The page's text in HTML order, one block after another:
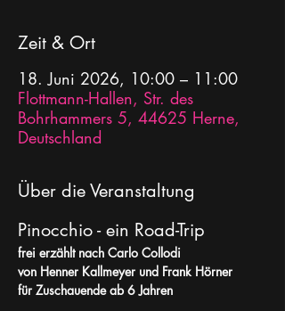
Zeit & Ort
18. Juni 2026, 10:00 – 11:00
Flottmann-Hallen, Str. des
Bohrhammers 5, 44625 Herne,
Deutschland
Über die Veranstaltung
Pinocchio - ein Road-Trip
frei erzählt nach Carlo Collodi
von Henner Kallmeyer und Frank Hörner
für Zuschauende ab 6 Jahren